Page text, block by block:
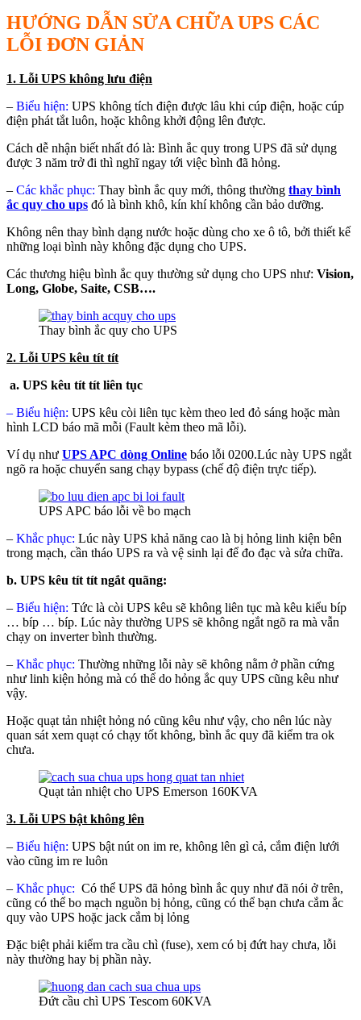
HƯỚNG DẪN SỬA CHỮA UPS CÁC
LỖI ĐƠN GIẢN
1. Lỗi UPS không lưu điện
– Biểu hiện: UPS không tích điện được lâu khi cúp điện, hoặc cúp
điện phát tắt luôn, hoặc không khởi động lên được.
Cách dễ nhận biết nhất đó là: Bình ắc quy trong UPS đã sử dụng
được 3 năm trở đi thì nghĩ ngay tới việc bình đã hỏng.
– Các khắc phục: Thay bình ắc quy mới, thông thường thay bình
ắc quy cho ups đó là bình khô, kín khí không cần bảo dưỡng.
Không nên thay bình dạng nước hoặc dùng cho xe ô tô, bởi thiết kế
những loại bình này không đặc dụng cho UPS.
Các thương hiệu bình ắc quy thường sử dụng cho UPS như: Vision,
Long, Globe, Saite, CSB….
Thay bình ắc quy cho UPS
2. Lỗi UPS kêu tít tít
a. UPS kêu tít tít liên tục
– Biểu hiện: UPS kêu còi liên tục kèm theo led đỏ sáng hoặc màn
hình LCD báo mã mỗi (Fault kèm theo mã lỗi).
Ví dụ như UPS APC dòng Online báo lỗi 0200.Lúc này UPS ngắt
ngõ ra hoặc chuyển sang chạy bypass (chế độ điện trực tiếp).
UPS APC báo lỗi về bo mạch
– Khắc phục: Lúc này UPS khả năng cao là bị hỏng linh kiện bên
trong mạch, cần tháo UPS ra và vệ sinh lại để đo đạc và sửa chữa.
b. UPS kêu tít tít ngắt quãng:
– Biểu hiện: Tức là còi UPS kêu sẽ không liên tục mà kêu kiểu bíp
… bíp … bíp. Lúc này thường UPS sẽ không ngắt ngõ ra mà vẫn
chạy on inverter bình thường.
– Khắc phục: Thường những lỗi này sẽ không nằm ở phần cứng
như linh kiện hỏng mà có thể do hỏng ắc quy UPS cũng kêu như
vậy.
Hoặc quạt tản nhiệt hỏng nó cũng kêu như vậy, cho nên lúc này
quan sát xem quạt có chạy tốt không, bình ắc quy đã kiểm tra ok
chưa.
Quạt tản nhiệt cho UPS Emerson 160KVA
3. Lỗi UPS bật không lên
– Biểu hiện: UPS bật nút on im re, không lên gì cả, cắm điện lưới
vào cũng im re luôn
– Khắc phục: Có thể UPS đã hỏng bình ắc quy như đã nói ở trên,
cũng có thể bo mạch nguồn bị hỏng, cũng có thể bạn chưa cắm ắc
quy vào UPS hoặc jack cắm bị lỏng
Đặc biệt phải kiểm tra cầu chì (fuse), xem có bị đứt hay chưa, lỗi
này thường hay bị phần này.
Đứt cầu chì UPS Tescom 60KVA